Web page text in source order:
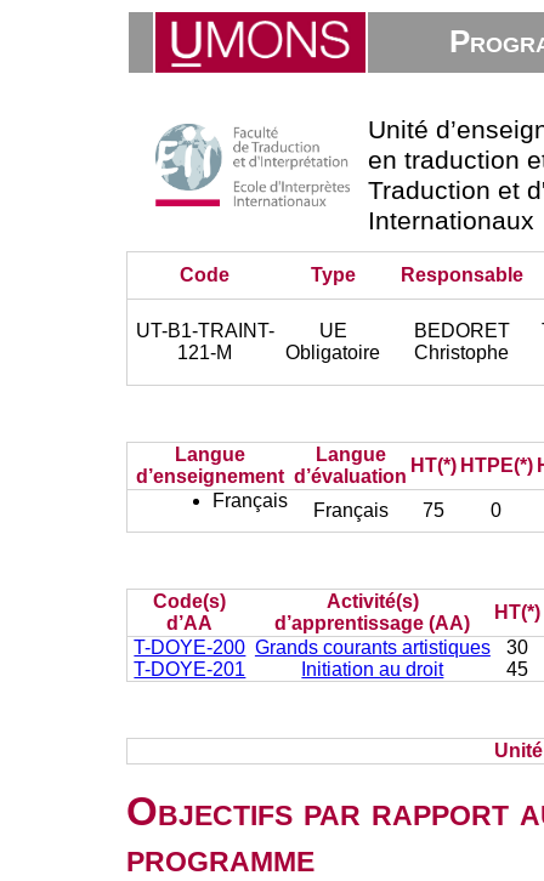
Unité
en traduction
Traduction et
Internationaux
Code Type Responsable
UT-B1-TRAINT-
121-M
UE
Obligatoire
BEDORET
Christophe
Langue
d’enseignement
Langue
d’évaluation
HT(*) HTPE(*)
Français
Français 75 0
Code(s)
d’AA
Activité(s)
d’apprentissage (AA)
HT(*)
T-DOYE-200 Grands courants artistiques
30
T-DOYE-201
Initiation au droit 45
Objectifs par rapport
programme